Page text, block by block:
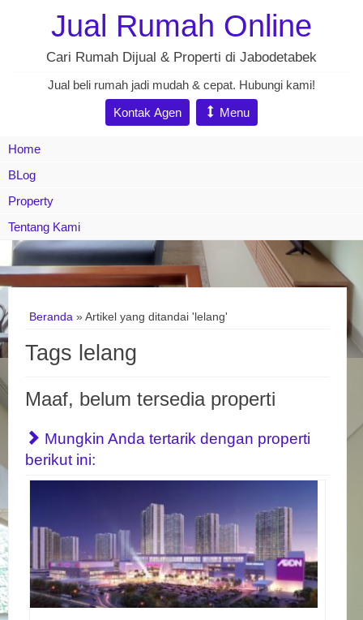
Jual Rumah Online
Cari Rumah Dijual & Properti di Jabodetabek
Jual beli rumah jadi mudah & cepat. Hubungi kami!
Kontak Agen
Menu
Home
BLog
Property
Tentang Kami
Beranda »Artikel yang ditandai 'lelang'
Tags lelang
Maaf, belum tersedia properti
Mungkin Anda tertarik dengan properti
berikut ini: